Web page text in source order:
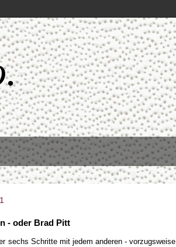
- oder Brad Pitt
sechs Schritte mit jedem anderen - vorzugsweise